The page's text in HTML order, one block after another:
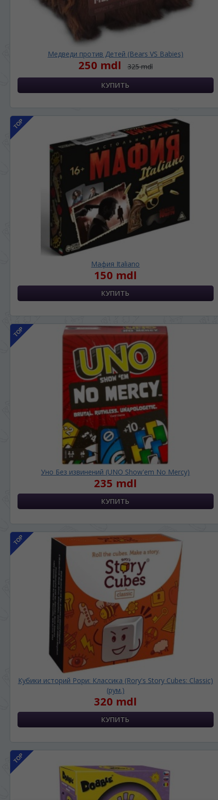
Медведи против Детей (Bears VS Babies)
250 mdl 325 mdl
Мафия Italiano
150 mdl
Уно Без извинений (UNO Show'em No Mercy)
235 mdl
Кубики историй Рори: Классика (Rory's Story Cubes: Classic)
(рум.)
320 mdl
În ce limbă ați dori să vedeți site-ul nostru?
Беспокоим Вас только один раз, далее
сохраним Ваш выбор языка.
Vă vom deranja doar o singură dată, apoi vă
vom salva alegerea limbii.
Если вы хотите переключить язык
сайта, то это можно всегда сделать в
правом верхнем углу страницы.
oricând să faceți asta în colțul din dreapta sus
al paginii.
RU